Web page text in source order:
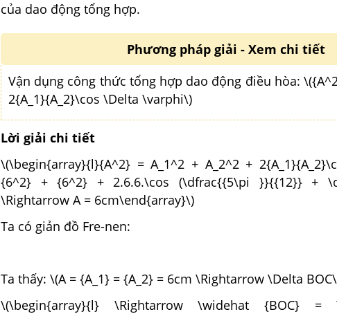
của dao động tổng hợp.
Phương pháp giải - Xem chi tiết
Vận dụng công thức tổng hợp dao động điều hòa:
2{A_1}{A_2}\cos \Delta \varphi\)
Lời giải chi tiết
\(\begin{array}{l}{A^2} = A_1^2 + A_2^2 +
{6^2} + {6^2} + 2.6.6.\cos (\dfrac{{5\pi }}{{12}} +
\Rightarrow A = 6cm\end{array}\)
Ta có giản đồ Fre-nen:
Ta thấy: \(A = {A_1} = {A_2} = 6cm \Rightarrow \Delta
\(\begin{array}{l} \Rightarrow \widehat {BOC} =